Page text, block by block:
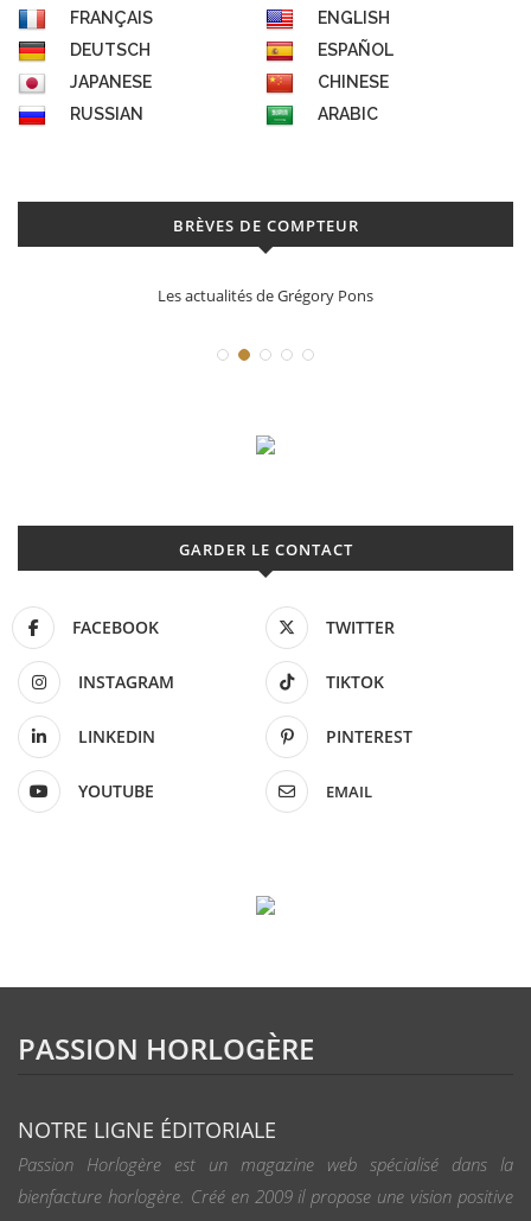
FRANÇAIS
ENGLISH
DEUTSCH
ESPAÑOL
JAPANESE
CHINESE
RUSSIAN
ARABIC
BRÈVES DE COMPTEUR
La Santos de Cartier
GARDER LE CONTACT
FACEBOOK TWITTER
INSTAGRAM TIKTOK
LINKEDIN PINTEREST
YOUTUBE EMAIL
PASSION HORLOGÈRE
NOTRE LIGNE ÉDITORIALE
Passion Horlogère est un magazine web spécialisé dans la
bienfacture horlogère. Créé en 2009 il propose une vision positive